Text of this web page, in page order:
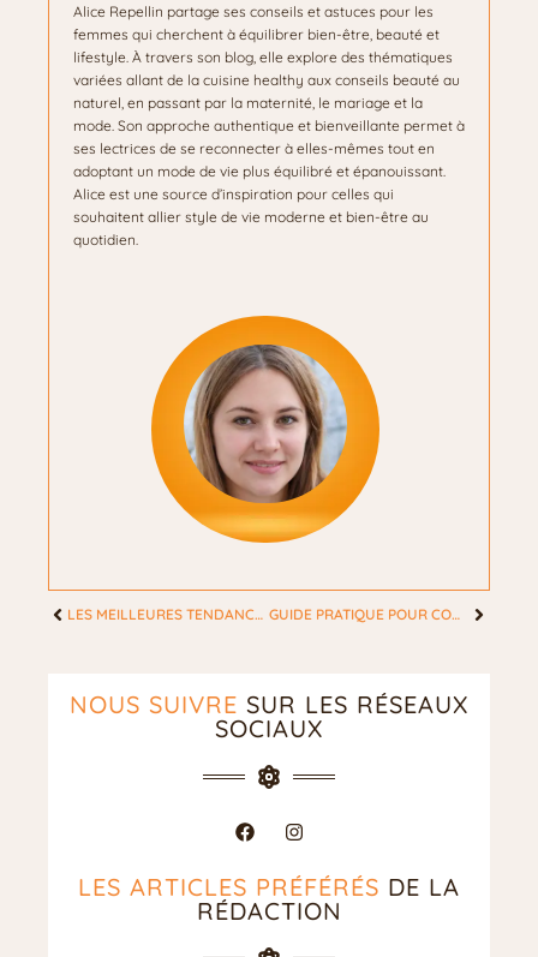
Alice Repellin partage ses conseils et astuces pour les
femmes qui cherchent à équilibrer bien-être, beauté et
lifestyle. À travers son blog, elle explore des thématiques
variées allant de la cuisine healthy aux conseils beauté au
naturel, en passant par la maternité, le mariage et la
mode. Son approche authentique et bienveillante permet à
ses lectrices de se reconnecter à elles-mêmes tout en
adoptant un mode de vie plus équilibré et épanouissant.
Alice est une source d’inspiration pour celles qui
souhaitent allier style de vie moderne et bien-être au
quotidien.
LES MEILLEURES TENDANCES BOHÈMES POUR UN ÉTÉ STYLÉ GUIDE PRATIQUE POUR CONVERTIR ML EN CL : ASTUCES POUR LES FEMMES ACTIVES
NOUS SUIVRE SUR LES RÉSEAUX
SOCIAUX
LES ARTICLES PRÉFÉRÉS DE LA
RÉDACTION